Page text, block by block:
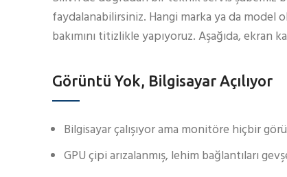
faydalanabilirsiniz. Hangi marka ya da model
bakımını titizlikle yapıyoruz. Aşağıda, ekran
Görüntü Yok, Bilgisayar Açılıyor
Bilgisayar çalışıyor ama monitöre hiçbir
GPU çipi arızalanmış, lehim bağlantıları